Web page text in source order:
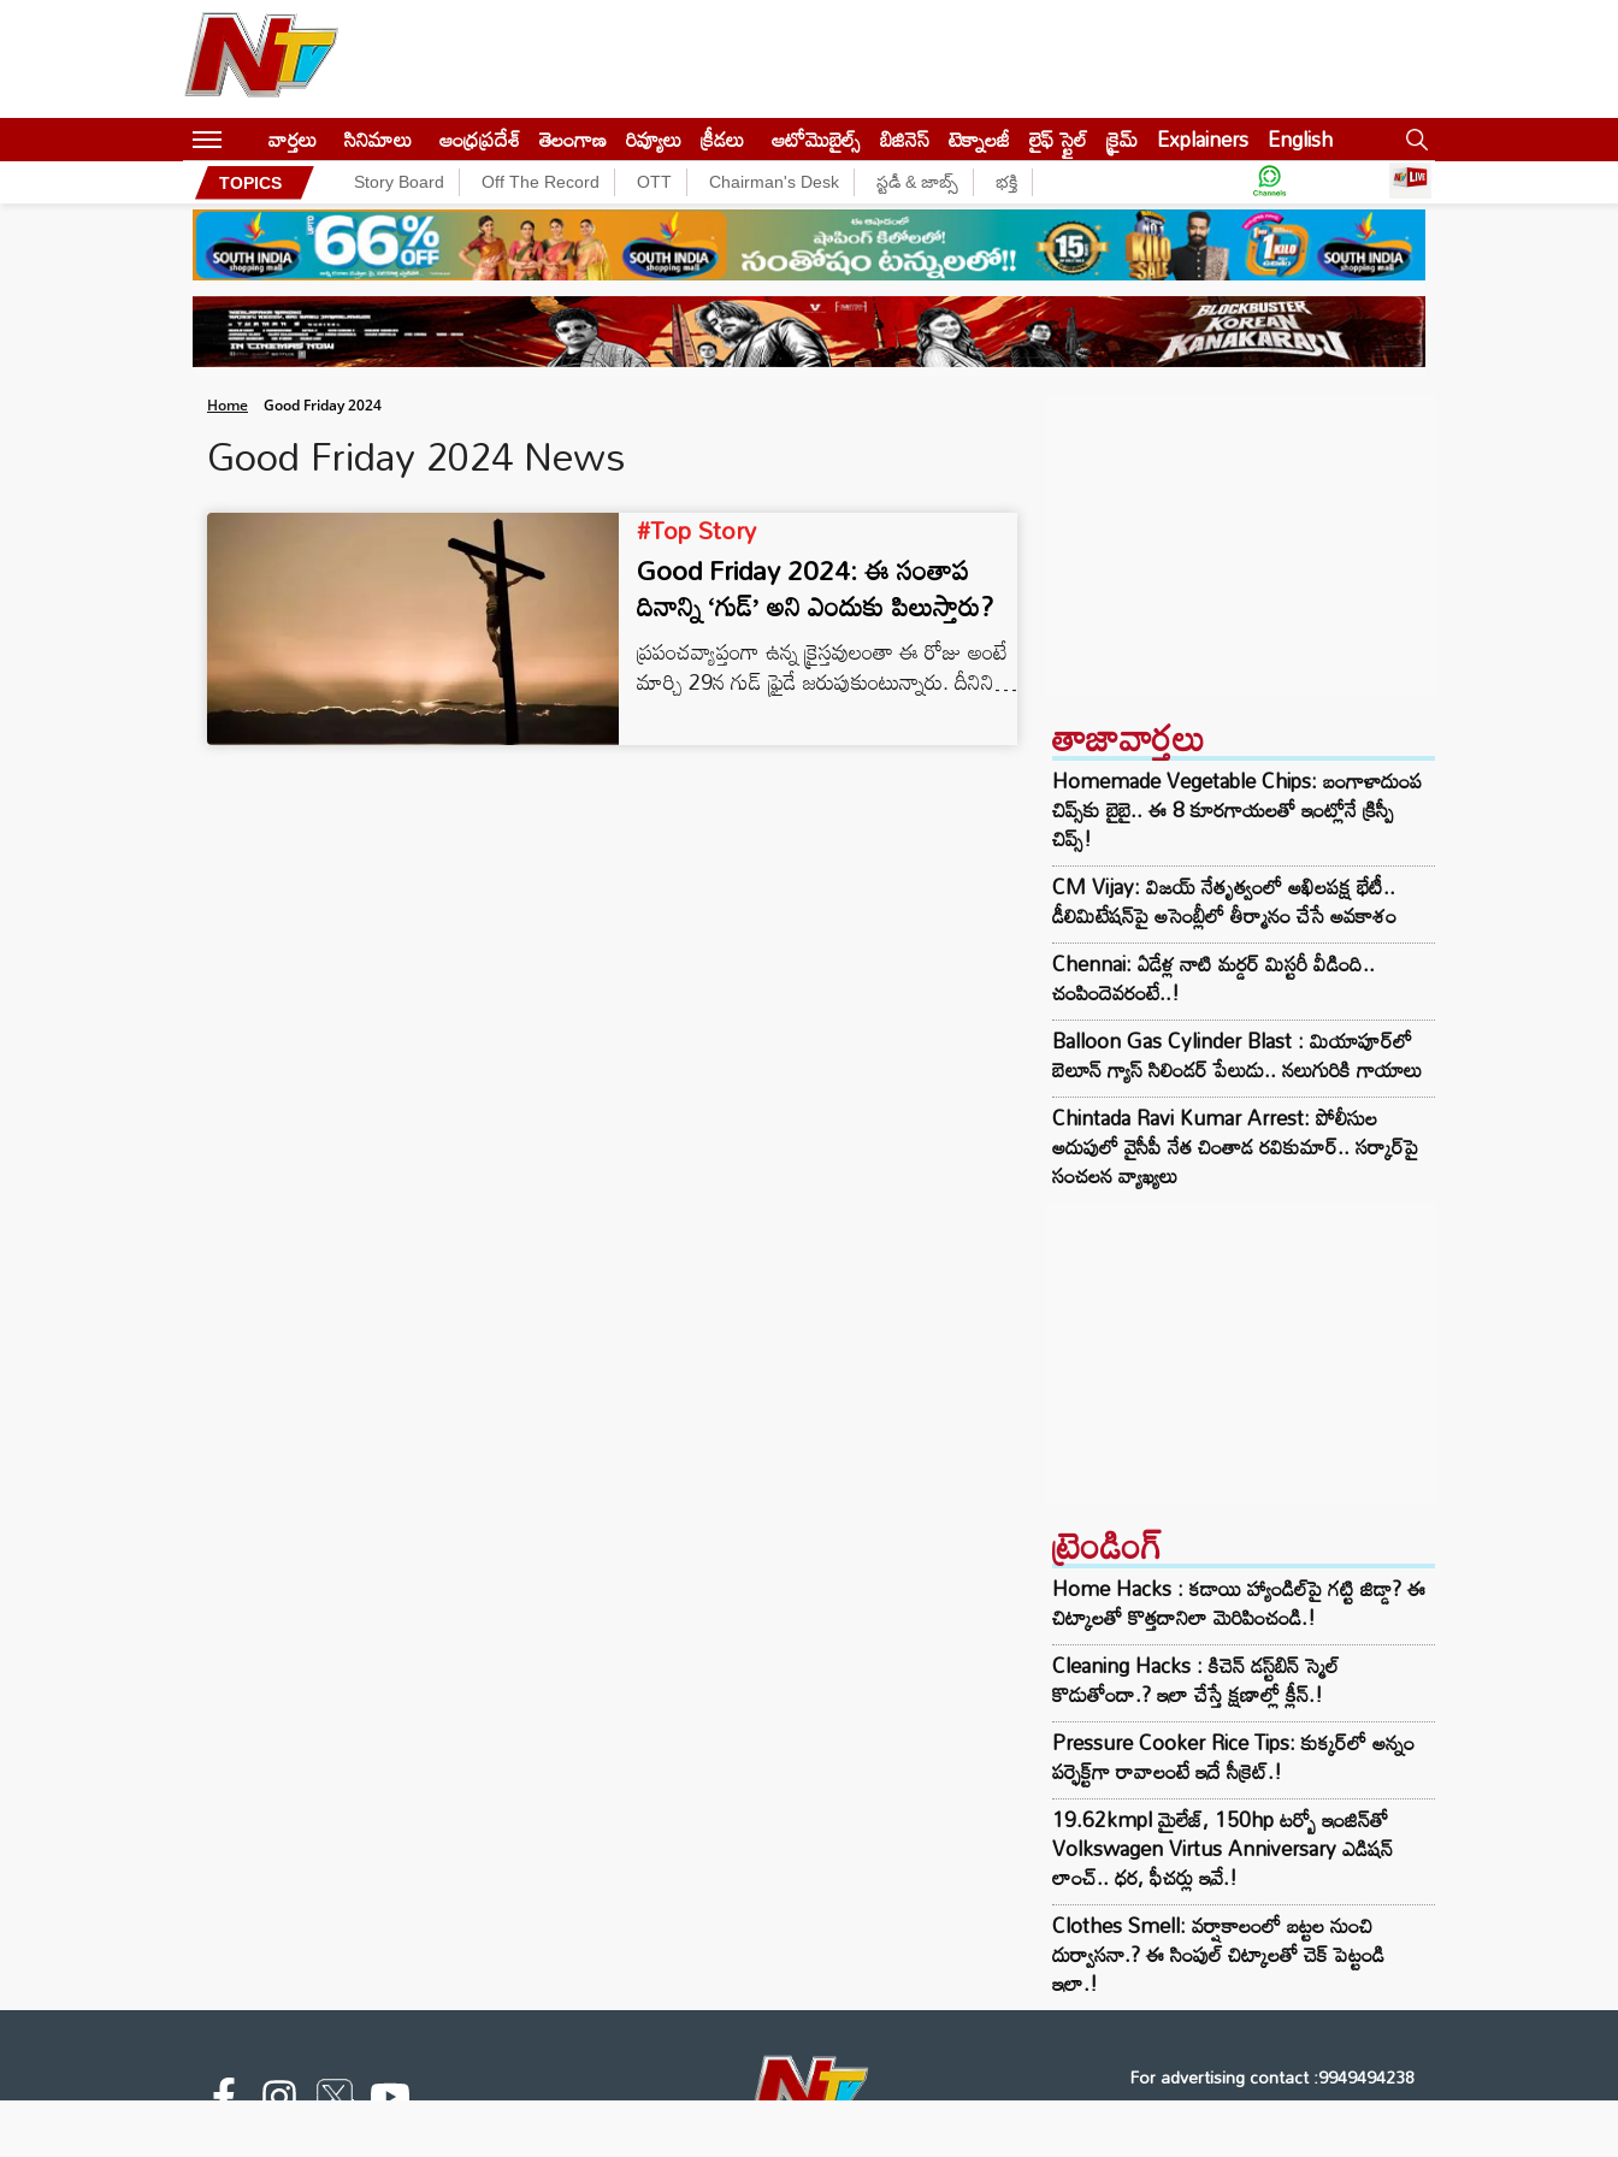
వార్తలు సినిమాలు ఆంధ్రప్రదేశ్ తెలంగాణ రివ్యూలు క్రీడలు ఆటోమొబైల్స్ బిజినెస్‌ టెక్నాలజీ లైఫ్ స్టైల్ క్రైమ్ Explainers English
TOPICS Story Board Off The Record OTT Chairman's Desk స్టడీ & జాబ్స్ భక్తి
Home Good Friday 2024
Good Friday 2024 News
#Top Story
Good Friday 2024: ఈ సంతాప
దినాన్ని ‘గుడ్’ అని ఎందుకు పిలుస్తారు?
ప్రపంచవ్యాప్తంగా ఉన్న క్రైస్తవులంతా ఈ రోజు అంటే
మార్చి 29న గుడ్ ఫ్రైడే జరుపుకుంటున్నారు. దీనిని
బ్లాక్ ఫ్రైడే అని కూడా అంటారు. అయితే, దీనిని ఒక తాజావార్తలు
Homemade Vegetable Chips: బంగాళాదుంప
చిప్స్‌కు బైబై.. ఈ 8 కూరగాయలతో ఇంట్లోనే క్రిస్పీ
చిప్స్!
CM Vijay: విజయ్ నేతృత్వంలో అఖిలపక్ష భేటీ..
డీలిమిటేషన్‌పై అసెంబ్లీలో తీర్మానం చేసే అవకాశం
Chennai: ఏడేళ్ల నాటి మర్డర్ మిస్టరీ వీడింది..
చంపిందెవరంటే..!
Balloon Gas Cylinder Blast : మియాపూర్‌లో
బెలూన్ గ్యాస్ సిలిండర్ పేలుడు.. నలుగురికి గాయాలు
Chintada Ravi Kumar Arrest: పోలీసుల
అదుపులో వైసీపీ నేత చింతాడ రవికుమార్.. సర్కార్‌పై
సంచలన వ్యాఖ్యలు
ట్రెండింగ్‌
Home Hacks : కడాయి హ్యాండిల్‌పై గట్టి జిడ్డా? ఈ
చిట్కాలతో కొత్తదానిలా మెరిపించండి.!
Cleaning Hacks : కిచెన్ డస్ట్‌బిన్ స్మెల్
కొడుతోందా.? ఇలా చేస్తే క్షణాల్లో క్లీన్.!
Pressure Cooker Rice Tips: కుక్కర్‌లో అన్నం
పర్ఫెక్ట్‌గా రావాలంటే ఇదే సీక్రెట్.!
19.62kmpl మైలేజ్, 150hp టర్బో ఇంజిన్‌తో
Volkswagen Virtus Anniversary ఎడిషన్
లాంచ్.. ధర, ఫీచర్లు ఇవే.!
Clothes Smell: వర్షాకాలంలో బట్టల నుంచి
దుర్వాసనా.? ఈ సింపుల్ చిట్కాలతో చెక్ పెట్టండి
ఇలా.!
For advertising contact :9949494238
Email: digital@ntvnetwork.com